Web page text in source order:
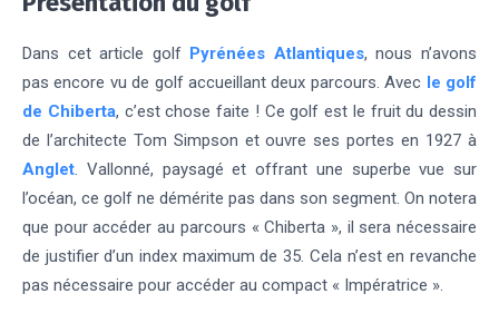
Dans cet article golf Pyrénées Atlantiques, nous n’avons
pas encore vu de golf accueillant deux parcours. Avec le golf
de Chiberta, c’est chose faite ! Ce golf est le fruit du dessin
de l’architecte Tom Simpson et ouvre ses portes en 1927 à
Anglet. Vallonné, paysagé et offrant une superbe vue sur
l’océan, ce golf ne démérite pas dans son segment. On notera
que pour accéder au parcours « Chiberta », il sera nécessaire
de justifier d’un index maximum de 35. Cela n’est en revanche
pas nécessaire pour accéder au compact « Impératrice ».